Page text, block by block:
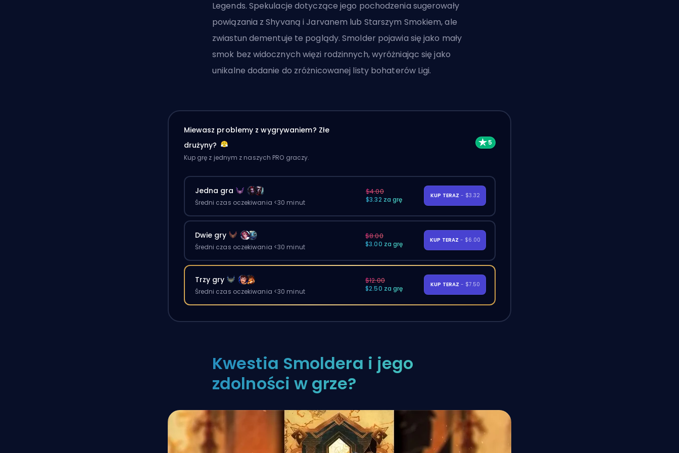
Legends. Spekulacje dotyczące jego pochodzenia sugerowały
powiązania z Shyvaną i Jarvanem lub Starszym Smokiem, ale
zwiastun dementuje te poglądy. Smolder pojawia się jako mały
smok bez widocznych więzi rodzinnych, wyróżniając się jako
unikalne dodanie do zróżnicowanej listy bohaterów Ligi.
Miewasz problemy z wygrywaniem? Złe
drużyny?
Kup grę z jednym z naszych PRO graczy.
Jedna gra
Średni czas oczekiwania <30 minut
$4.00
$3.32 za grę
KUP TERAZ - $3.32
Dwie gry
Średni czas oczekiwania <30 minut
$8.00
$3.00 za grę
KUP TERAZ - $6.00
Trzy gry
Średni czas oczekiwania <30 minut
$12.00
$2.50 za grę
KUP TERAZ - $7.50
Kwestia Smoldera i jego
zdolności w grze?